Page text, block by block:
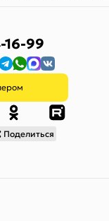
16-99
Поделиться